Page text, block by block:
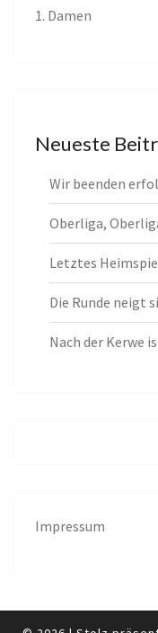
1. Damen
Neueste
Wir beenden
Oberliga,
Letztes
Die Runde neigt
Nach der Kerwe
Impressum